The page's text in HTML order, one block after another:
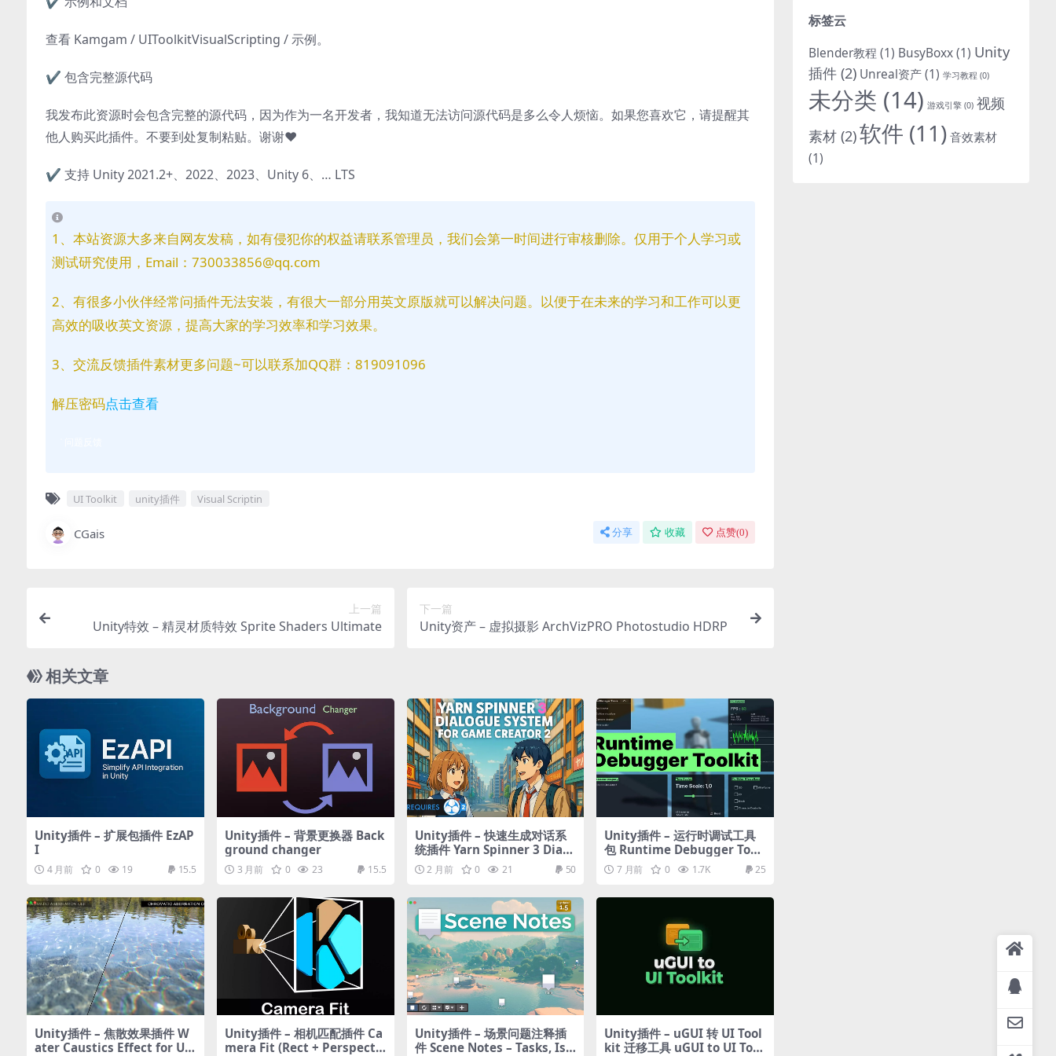
查看 Kamgam / UIToolkitVisualScripting / 示例。
✔️ 包含完整源代码
我发布此资源时会包含完整的源代码，因为作为一名开发者，我知道无法访问源代码是多么令人烦恼。如果您喜欢它，请提醒其
他人购买此插件。不要到处复制粘贴。谢谢❤️
✔️ 支持 Unity 2021.2+、2022、2023、Unity 6、… LTS
1、本站资源大多来自网友发稿，如有侵犯你的权益请联系管理员，我们会第一时间进行审核删除。仅用于个人学习或
测试研究使用，Email：730033856@qq.com
2、有很多小伙伴经常问插件无法安装，有很大一部分用英文原版就可以解决问题。以便于在未来的学习和工作可以更
高效的吸收英文资源，提高大家的学习效率和学习效果。
3、交流反馈插件素材更多问题~可以联系加QQ群：819091096
解压密码点击查看
UI Toolkit unity插件 Visual Scriptin
CGais 分享 收藏 点赞(0)
上一篇
Unity特效 – 精灵材质特效 Sprite Shaders Ultimate
下一篇
Unity资产 – 虚拟摄影 ArchVizPRO Photostudio HDRP
相关文章
Unity插件 – 扩展包插件 EzAP
I
4 月前 0 19 15.5
Unity插件 – 背景更换器 Back
ground changer
3 月前 0 23 15.5
Unity插件 – 快速生成对话系
统插件 Yarn Spinner 3 Dialo
gue System for Game Crea
tor 2
2 月前 0 21 50
Unity插件 – 运行时调试工具
包 Runtime Debugger Tool
kit7 月前 0 1.7K 25
Unity插件 – 焦散效果插件 W
ater Caustics Effect for UR
Unity插件 – 相机匹配插件 Ca
mera Fit (Rect + Perspecti
Unity插件 – 场景问题注释插
件 Scene Notes – Tasks, Iss
Unity插件 – uGUI 转 UI Tool
kit 迁移工具 uGUI to UI Tool
标签云
Blender教程 (1) BusyBoxx(1) Unity
插件 (2) Unreal资产(1) 学习教程 (0)
未分类 (14) 游戏引擎 (0) 视频
素材 (2)软件 (11)音效素材
(1)